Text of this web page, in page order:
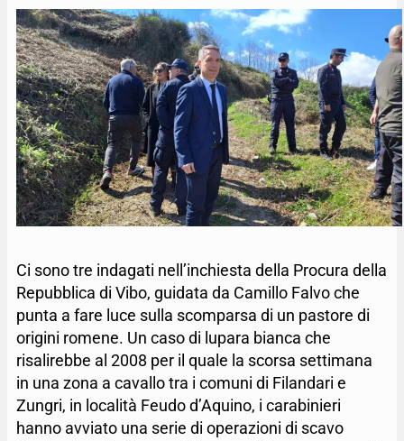
Ci sono tre indagati nell’inchiesta della Procura della
Repubblica di Vibo, guidata da Camillo Falvo che
punta a fare luce sulla scomparsa di un pastore di
origini romene. Un caso di lupara bianca che
risalirebbe al 2008 per il quale la scorsa settimana
in una zona a cavallo tra i comuni di Filandari e
Zungri, in località Feudo d’Aquino, i carabinieri
hanno avviato una serie di operazioni di scavo